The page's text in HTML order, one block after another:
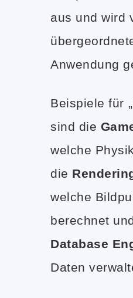
aus und wird
Anwendung
Beispiele für
sind die
welche
die
welche
berechnet
Database
Daten